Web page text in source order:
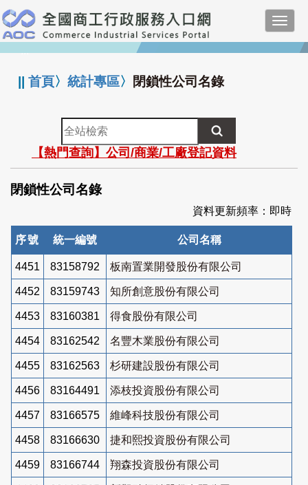
跳
到
主
要
:::
||首頁〉統計專區〉 閉鎖性公司名錄
全
站
檢
索
【熱門查詢】公司/商業/工廠登記資料
閉鎖性公司名錄
資料更新頻率：即時
序號 統一編號 公司名稱
4451 83158792 板南置業開發股份有限公司
4452 83159743 知所創意股份有限公司
4453 83160381 得食股份有限公司
4454 83162542 名豐木業股份有限公司
4455 83162563 杉研建設股份有限公司
4456 83164491 添枝投資股份有限公司
4457 83166575 維峰科技股份有限公司
4458 83166630 捷和熙投資股份有限公司
4459 83166744 翔森投資股份有限公司